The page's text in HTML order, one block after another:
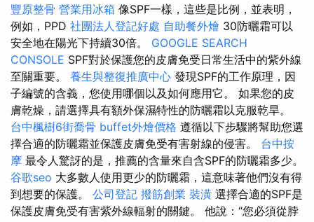
豐原整骨 營業用冰箱 像SPF一樣，這些是比例，並表明，
例如，PPD 社團法人登記好處 自助餐外燴 30防曬霜可以
安全地在陽光下持續30倍。 GOOGLE SEARCH
CONSOLE SPF對於保護您的皮膚免受日常生活中的紫外線
至關重要。 養生與整復推廣中心 發現SPF的工作原理，因
子編號的含義，您使用哪個以及如何應用它。 如果您的皮
膚乾燥，請選擇具有額外保濕特性的防曬霜以克服乾旱。
台中楓樹6街喬骨 buffet外燴價格 遵循以下步驟將幫助您選
擇合適的防曬霜並保護皮膚免受有害射線的侵害。 台中按
摩 最令人驚訝的是，推薦的含量來自含SPF的防曬霜多少。
谷歌seo 大多數人使用更少的防曬霜，這意味著他們沒有得
到想要的保護。 公司登記 撥筋創業 裝潢 選擇合適的SPF是
保護皮膚免受有害紫外線輻射的關鍵。 他說：“您必須從脖